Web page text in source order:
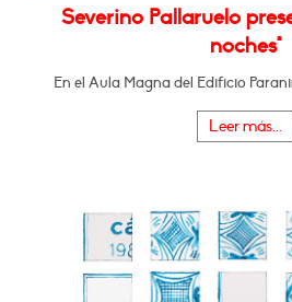
Severino Pallaruelo
noches"
En el Aula Magna del Edificio
Leer más...